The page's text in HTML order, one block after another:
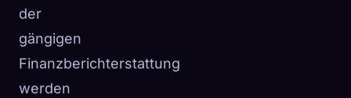
der
gängigen
Finanzberichterstattung
werden